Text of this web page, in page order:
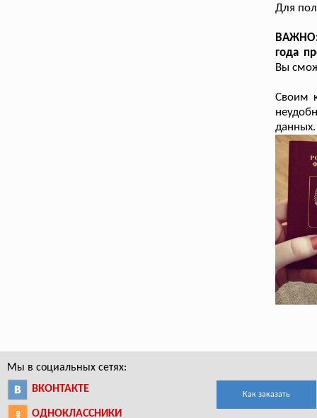
Для
ВАЖНО:
года
Вы
Своим
данных.
Мы в социальных сетях:
ВКОНТАКТЕ
ОДНОКЛАССНИКИ
Как заказать